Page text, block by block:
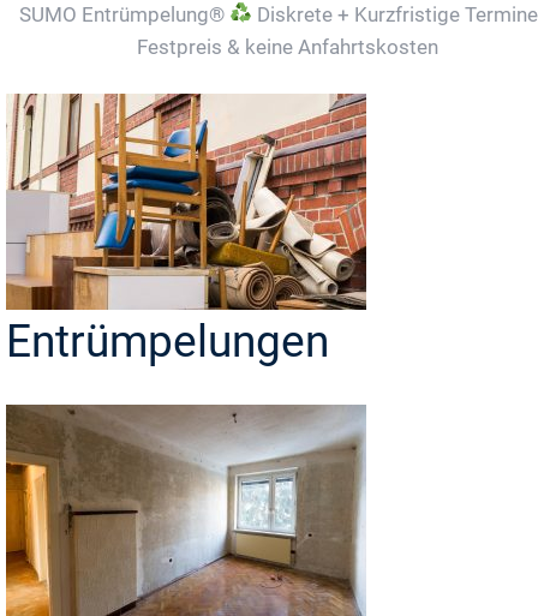
SUMO Entrümpelung®
Diskrete + Kurzfristige
Festpreis & keine Anfahrtskosten
Entrümpelungen